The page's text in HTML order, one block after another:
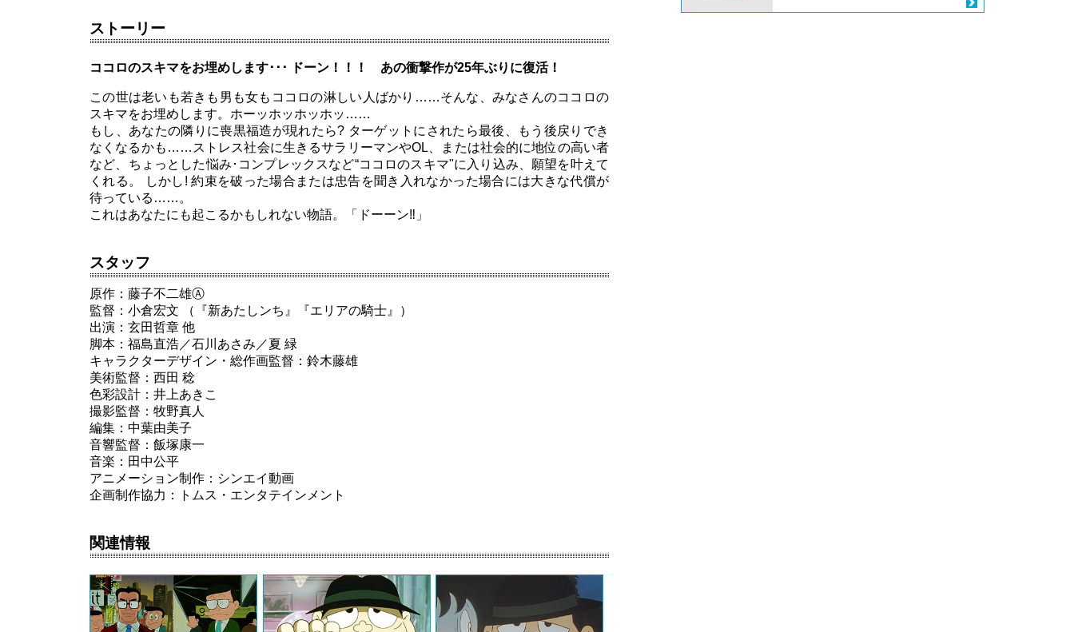
ストーリー
ココロのスキマをお埋めします･･･ ドーン！！！ あの衝撃作が25年ぶりに復活！
この世は老いも若きも男も女もココロの淋しい人ばかり……そんな、みなさんのココロの
スキマをお埋めします。ホーッホッホッホッ……
もし、あなたの隣りに喪黒福造が現れたら? ターゲットにされたら最後、もう後戻りでき
なくなるかも……ストレス社会に生きるサラリーマンやOL、または社会的に地位の高い者
など、ちょっとした悩み･コンプレックスなど“ココロのスキマ"に入り込み、願望を叶えて
くれる。 しかし! 約束を破った場合または忠告を聞き入れなかった場合には大きな代償が
待っている……。
これはあなたにも起こるかもしれない物語。「ドーーン‼︎」
スタッフ
原作：藤子不二雄Ⓐ
監督：小倉宏文 （『新あたしンち』『エリアの騎士』）
出演：玄田哲章 他
脚本：福島直浩／石川あさみ／夏 緑
キャラクターデザイン・総作画監督：鈴木藤雄
美術監督：西田 稔
色彩設計：井上あきこ
撮影監督：牧野真人
編集：中葉由美子
音響監督：飯塚康一
音楽：田中公平
アニメーション制作：シンエイ動画
企画制作協力：トムス・エンタテインメント
関連情報